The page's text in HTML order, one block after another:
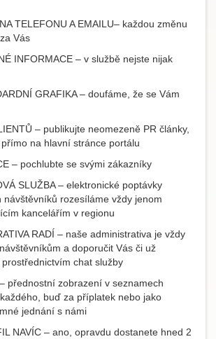
TELEFONU A EMAILU– každou změnu
Vás
INFORMACE – v službě nejste nijak
GRAFIKA – doufáme, že se Vám
– publikujte neomezeně PR články,
na hlavní stránce portálu
– pochlubte se svými zákazníky
SLUŽBA – elektronické poptávky
návštěvníků rozesíláme vždy jenom
kancelářím v regionu
RADÍ – naše administrativa je vždy
a doporučit Vás či už
chat služby
zobrazení v seznamech
buď za příplatek nebo jako
jednání s námi
NAVÍC – ano, opravdu dostanete hned 2